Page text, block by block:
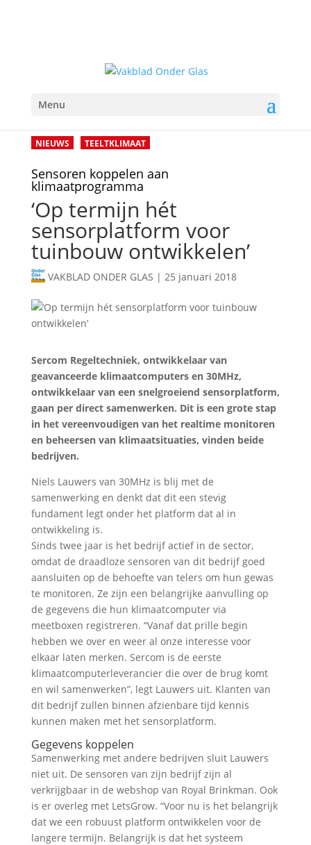
Menu
NIEUWS TEELTKLIMAAT
Sensoren koppelen aan
klimaatprogramma
‘Op termijn hét
sensorplatform voor
tuinbouw ontwikkelen’
VAKBLAD ONDER GLAS | 25 januari 2018
Sercom Regeltechniek, ontwikkelaar van
geavanceerde klimaatcomputers en 30MHz,
ontwikkelaar van een snelgroeiend sensorplatform,
gaan per direct samenwerken. Dit is een grote stap
in het vereenvoudigen van het realtime monitoren
en beheersen van klimaatsituaties, vinden beide
bedrijven.
Niels Lauwers van 30MHz is blij met de
samenwerking en denkt dat dit een stevig
fundament legt onder het platform dat al in
ontwikkeling is.
Sinds twee jaar is het bedrijf actief in de sector,
omdat de draadloze sensoren van dit bedrijf goed
aansluiten op de behoefte van telers om hun gewas
te monitoren. Ze zijn een belangrijke aanvulling op
de gegevens die hun klimaatcomputer via
meetboxen registreren. “Vanaf dat prille begin
hebben we over en weer al onze interesse voor
elkaar laten merken. Sercom is de eerste
klimaatcomputerleverancier die over de brug komt
en wil samenwerken”, legt Lauwers uit. Klanten van
dit bedrijf zullen binnen afzienbare tijd kennis
kunnen maken met het sensorplatform.
Gegevens koppelen
Samenwerking met andere bedrijven sluit Lauwers
niet uit. De sensoren van zijn bedrijf zijn al
verkrijgbaar in de webshop van Royal Brinkman. Ook
is er overleg met LetsGrow. “Voor nu is het belangrijk
dat we een robuust platform ontwikkelen voor de
langere termijn. Belangrijk is dat het systeem